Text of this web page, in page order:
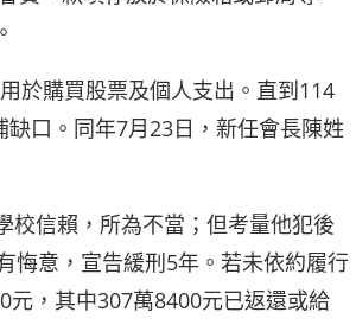
於購買股票及個人支出。直到114
口。同年7月23日，新任會長陳姓
校信賴，所為不當；但考量他犯後
悔意，宣告緩刑5年。若未依約履行
，其中307萬8400元已返還或給